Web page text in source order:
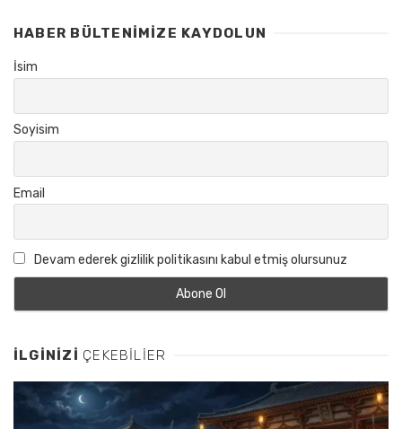
HABER BÜLTENIMIZE KAYDOLUN
İsim
Soyisim
Email
Devam ederek gizlilik politikasını kabul etmiş olursunuz
İLGINIZI ÇEKEBILIER